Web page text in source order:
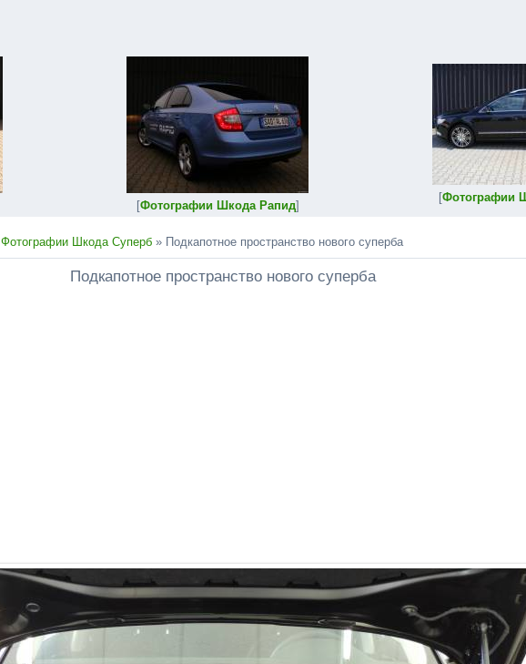
[Фотографии Шкода Рапид]
[Фотографии
Фотографии Шкода Суперб » Подкапотное пространство нового суперба
Подкапотное пространство нового суперба